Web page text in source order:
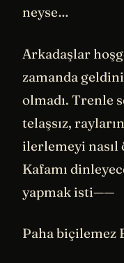
neyse…
Arkadaşlar
zamanda
olmadı. Trenle
telaşsız,
ilerlemeyi
Kafamı
yapmak isti——
Paha biçilemez